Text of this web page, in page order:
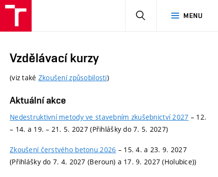
MENU
Vzdělávací kurzy
(viz také Zkoušení způsobilosti)
Aktuální akce
Nedestruktivní metody ve stavebním zkušebnictví 2027 – 12.
– 14. a 19. – 21. 5. 2027 (Přihlášky do 7. 5. 2027)
Zkoušení čerstvého betonu 2026 – 15. 4. a 23. 9. 2027
(Přihlášky do 7. 4. 2027 (Beroun) a 17. 9. 2027 (Holubice))